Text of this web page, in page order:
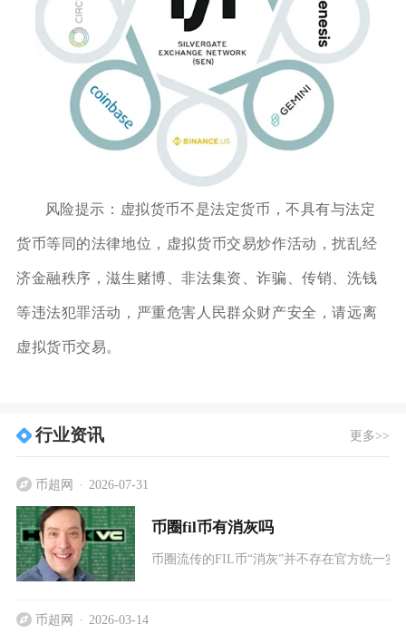
️风险提示：虚拟货币不是法定货币，不具有与法定
货币等同的法律地位，虚拟货币交易炒作活动，扰乱经
济金融秩序，滋生赌博、非法集资、诈骗、传销、洗钱
等违法犯罪活动，严重危害人民群众财产安全，请远离
虚拟货币交易。
行业资讯 更多>>
币超网 2026-07-31
币圈fil币有消灰吗
币圈流传的FIL币“消灰”并不存在官方统一
币超网 2026-03-14